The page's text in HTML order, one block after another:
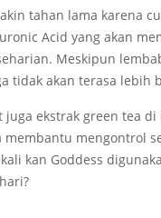
tahan lama karena
Acid yang akan
Meskipun
tidak akan terasa lebih
juga ekstrak green tea
membantu mengontrol
kan Goddess